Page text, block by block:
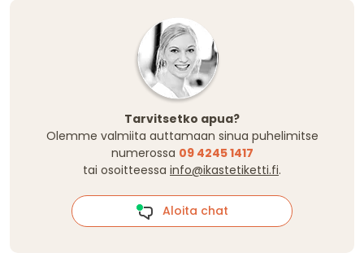
Tarvitsetko apua?
Olemme valmiita auttamaan sinua puhelimitse
numerossa 09 4245 1417
tai osoitteessa info@ikastetiketti.fi.
Aloita chat